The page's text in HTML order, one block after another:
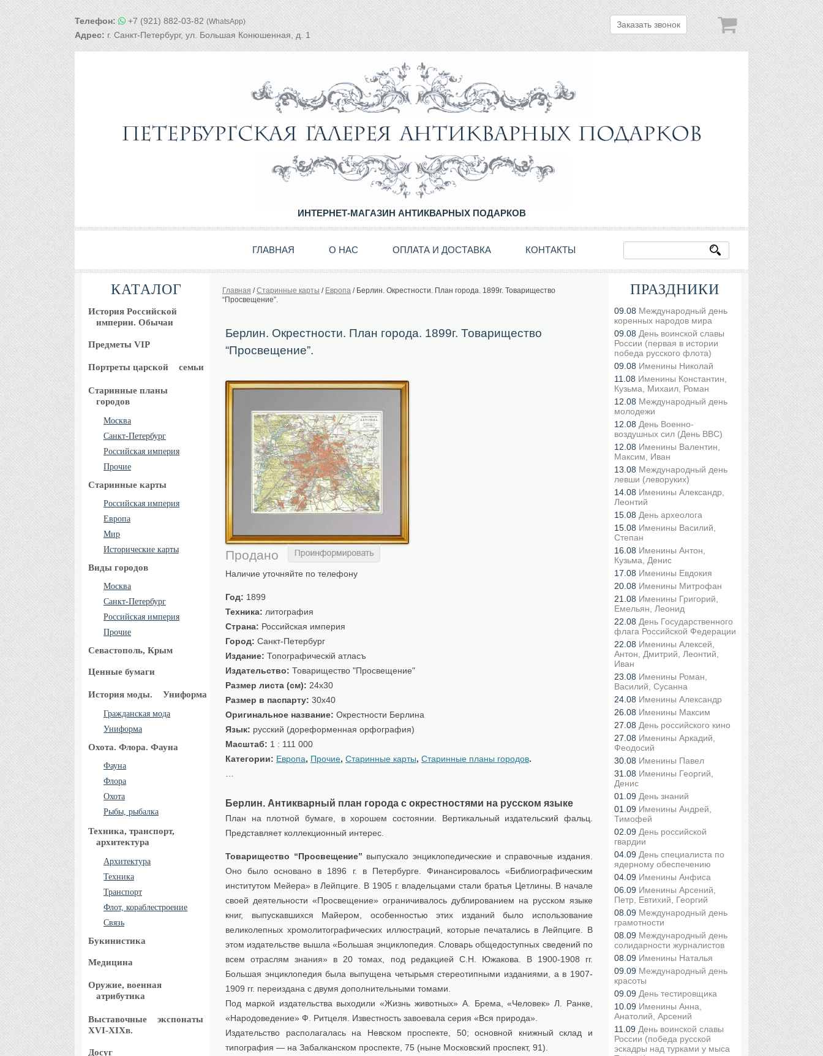
Телефон: +7 (921) 882-03-82(WhatsApp)
Адрес:г. Санкт-Петербург, ул. Большая Конюшенная, д. 1
Заказать звонок
ИНТЕРНЕТ-МАГАЗИН АНТИКВАРНЫХ ПОДАРКОВ
ГЛАВНАЯ О НАС ОПЛАТА И ДОСТАВКА КОНТАКТЫ
КАТАЛОГ
История Российской
империи. Обычаи
Предметы VIP
Портреты царской семьи
Старинные планы
городов
Москва
Санкт-Петербург
Российская империя
Прочие
Старинные карты
Российская империя
Европа
Мир
Исторические карты
Виды городов
Москва
Санкт-Петербург
Российская империя
Прочие
Севастополь, Крым
Ценные бумаги
История моды. Униформа
Гражданская мода
Униформа
Охота. Флора. Фауна
Фауна
Флора
Охота
Рыбы, рыбалка
Техника, транспорт,
архитектура
Архитектура
Техника
Транспорт
Флот, кораблестроение
Связь
Букинистика
Медицина
Оружие, военная
атрибутика
Выставочные
экспонаты
XVI-XIXв.
Досуг
Главная /Старинные карты / Европа / Берлин. Окрестности. План города. 1899г. Товарищество
“Просвещение”.
Берлин. Окрестности. План города. 1899г. Товарищество
“Просвещение”.
Продано
Наличие уточняйте по телефону
Год: 1899
Техника: литография
Страна: Российская империя
Город: Санкт-Петербург
Издание: Топографическiй атласъ
Издательство: Товарищество "Просвещение"
Размер листа (см): 24x30
Размер в паспарту: 30x40
Оригинальное название: Окрестности Берлина
Язык: русский (дореформенная орфография)
Масштаб: 1 : 111 000
Категории: Европа, Прочие, Старинные карты, Старинные планы городов.
Берлин. Антикварный план города с окрестностями на русском языке
План на плотной бумаге, в хорошем состоянии. Вертикальный издательский фальц.
Представляет коллекционный интерес.
Товарищество “Просвещение” выпускало энциклопедические и справочные издания.
Оно было основано в 1896 г. в Петербурге. Финансировалось «Библиографическим
институтом Мейера» в Лейпциге. В 1905 г. владельцами стали братья Цетлины. В начале
своей деятельности «Просвещение» ограничивалось дублированием на русском языке
книг, выпускавшихся Майером, особенностью этих изданий было использование
великолепных хромолитографических иллюстраций, которые печатались в Лейпциге. В
этом издательстве вышла «Большая энциклопедия. Словарь общедоступных сведений по
всем отраслям знания» в 20 томах, под редакцией С.Н. Южакова. В 1900-1908 гг.
Большая энциклопедия была выпущена четырьмя стереотипными изданиями, а в 1907-
1909 гг. переиздана с двумя дополнительными томами.
Под маркой издательствa выходили «Жизнь животных» А. Брема, «Человек» Л. Ранке,
«Народоведение» Ф. Ритцеля. Известность завоевала серия «Вся природа».
Издательство располагалась на Невском проспекте, 50; основной книжный склад и
типография — на Забалканском проспекте, 75 (ныне Московский проспект, 91).
ПРАЗДНИКИ
09.08 Международный день
коренных народов мира
09.08 День воинской славы
России (первая в истории
победа русского флота)
09.08 Именины Николай
11.08 Именины Константин,
Кузьма, Михаил, Роман
12.08 Международный день
молодежи
12.08 День Военно-
воздушных сил (День ВВС)
12.08 Именины Валентин,
Максим, Иван
13.08 Международный день
левши (леворуких)
14.08 Именины Александр,
Леонтий
15.08 День археолога
15.08 Именины Василий,
Степан
16.08 Именины Антон,
Кузьма, Денис
17.08 Именины Евдокия
20.08 Именины Митрофан
21.08 Именины Григорий,
Емельян, Леонид
22.08 День Государственного
флага Российской Федерации
22.08 Именины Алексей,
Антон, Дмитрий, Леонтий,
Иван
23.08 Именины Роман,
Василий, Сусанна
24.08 Именины Александр
26.08 Именины Максим
27.08 День российского кино
27.08 Именины Аркадий,
Феодосий
30.08 Именины Павел
31.08 Именины Георгий,
Денис
01.09 День знаний
01.09 Именины Андрей,
Тимофей
02.09 День российской
гвардии
04.09 День специалиста по
ядерному обеспечению
04.09 Именины Анфиса
06.09 Именины Арсений,
Петр, Евтихий, Георгий
08.09 Международный день
грамотности
08.09 Международный день
солидарности журналистов
08.09 Именины Наталья
09.09 Международный день
красоты
09.09 День тестировщика
10.09 Именины Анна,
Анатолий, Арсений
11.09 День воинской славы
России (победа русской
эскадры над турками у мыса